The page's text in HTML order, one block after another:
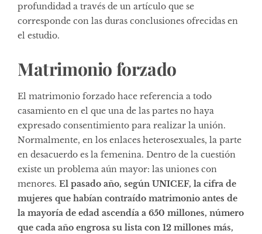
profundidad a través de un artículo que se
corresponde con las duras conclusiones ofrecidas en
el estudio.
Matrimonio forzado
El matrimonio forzado hace referencia a todo
casamiento en el que una de las partes no haya
expresado consentimiento para realizar la unión.
Normalmente, en los enlaces heterosexuales, la parte
en desacuerdo es la femenina. Dentro de la cuestión
existe un problema aún mayor: las uniones con
menores. El pasado año, según UNICEF, la cifra de
mujeres que habían contraído matrimonio antes de
la mayoría de edad ascendía a 650 millones, número
que cada año engrosa su lista con 12 millones más,